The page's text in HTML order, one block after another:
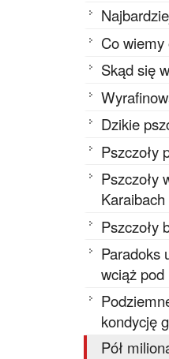
Co wiemy
Skąd się
Dzikie
Pszczoły
Pszczoły
Karaibach
Pszczoły
Paradoks
wciąż pod
kondycję
Pół